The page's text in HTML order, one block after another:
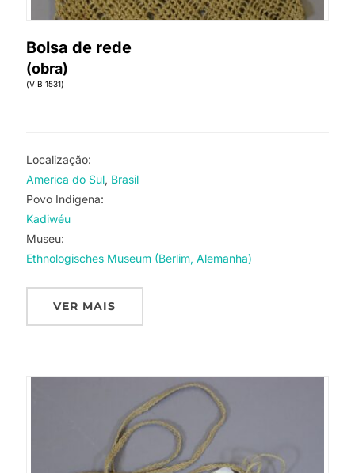
Bolsa de rede
(obra)
(V B 1531)
Localização:
America do Sul Brasil
Povo Indigena:
Kadiwéu
Museu:
Ethnologisches Museum (Berlim, Alemanha)
VER MAIS